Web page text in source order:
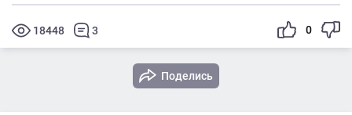
18448 3 0
Поделись